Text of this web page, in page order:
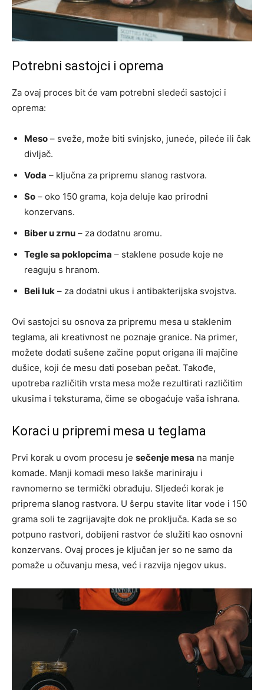
Potrebni sastojci i oprema
Za ovaj proces bit će vam potrebni sledeći sastojci i
oprema:
Meso – sveže, može biti svinjsko, juneće, pileće ili čak
divljač.
Voda – ključna za pripremu slanog rastvora.
So – oko 150 grama, koja deluje kao prirodni
konzervans.
Biber u zrnu – za dodatnu aromu.
Tegle sa poklopcima – staklene posude koje ne
reaguju s hranom.
Beli luk – za dodatni ukus i antibakterijska svojstva.
Ovi sastojci su osnova za pripremu mesa u staklenim
teglama, ali kreativnost ne poznaje granice. Na primer,
možete dodati sušene začine poput origana ili majčine
dušice, koji će mesu dati poseban pečat. Takođe,
upotreba različitih vrsta mesa može rezultirati različitim
ukusima i teksturama, čime se obogaćuje vaša ishrana.
Koraci u pripremi mesa u teglama
Prvi korak u ovom procesu je sečenje mesa na manje
komade. Manji komadi meso lakše mariniraju i
ravnomerno se termički obrađuju. Sljedeći korak je
priprema slanog rastvora. U šerpu stavite litar vode i 150
grama soli te zagrijavajte dok ne proključa. Kada se so
potpuno rastvori, dobijeni rastvor će služiti kao osnovni
konzervans. Ovaj proces je ključan jer so ne samo da
pomaže u očuvanju mesa, već i razvija njegov ukus.